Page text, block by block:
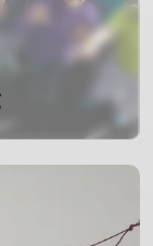
Senioren
beim Klettern.